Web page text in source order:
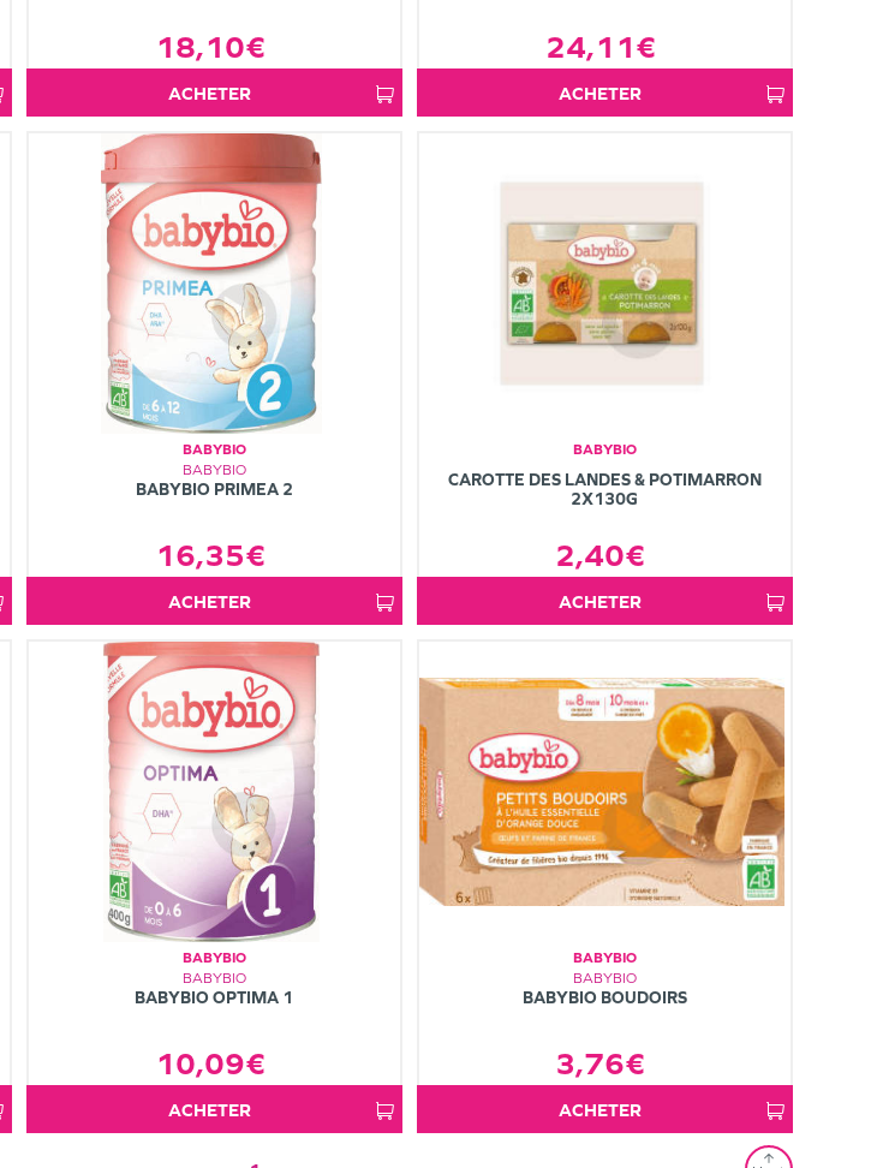
18,10€
ACHETER
24,11€
ACHETER
BABYBIO
BABYBIO
BABYBIO PRIMEA 2
16,35€
ACHETER
BABYBIO
CAROTTE DES LANDES & POTIMARRON
2X130G
2,40€
ACHETER
BABYBIO
BABYBIO
BABYBIO OPTIMA 1
10,09€
ACHETER
BABYBIO
BABYBIO
BABYBIO BOUDOIRS
3,76€
ACHETER